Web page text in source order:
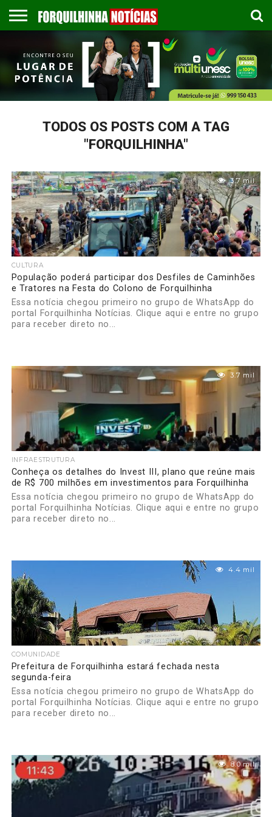
EMPREGOS
ESPORTES
PUBLICAÇÃO
LEGAL
GASTRONOMIA
CONTATO
TODOS OS POSTS COM A TAG
"FORQUILHINHA"
3.7 mil
CULTURA
População poderá participar dos Desfiles de Caminhões
e Tratores na Festa do Colono de Forquilhinha
Essa notícia chegou primeiro no grupo de WhatsApp do
portal Forquilhinha Notícias. Clique aqui e entre no grupo
para receber direto no...
3.7 mil
INFRAESTRUTURA
Conheça os detalhes do Invest III, plano que reúne mais
de R$ 700 milhões em investimentos para Forquilhinha
Essa notícia chegou primeiro no grupo de WhatsApp do
portal Forquilhinha Notícias. Clique aqui e entre no grupo
para receber direto no...
4.4 mil
COMUNIDADE
Prefeitura de Forquilhinha estará fechada nesta
segunda-feira
Essa notícia chegou primeiro no grupo de WhatsApp do
portal Forquilhinha Notícias. Clique aqui e entre no grupo
para receber direto no...
8.0 mil